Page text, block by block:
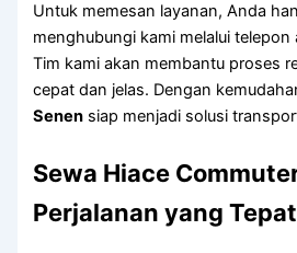
Untuk memesan layanan, Anda
menghubungi kami melalui
Tim kami akan membantu proses
cepat dan jelas. Dengan
Senen siap menjadi solusi
Sewa Hiace
Perjalanan yang Tepat